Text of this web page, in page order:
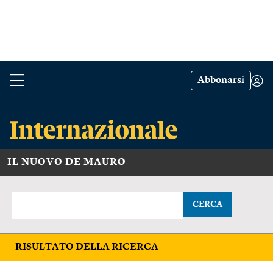
Abbonarsi
IL NUOVO DE MAURO
CERCA
RISULTATO DELLA RICERCA